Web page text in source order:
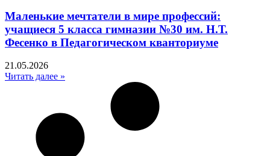
Маленькие мечтатели в мире профессий:
учащиеся 5 класса гимназии №30 им. Н.Т.
Фесенко в Педагогическом кванториуме
21.05.2026
Читать далее »